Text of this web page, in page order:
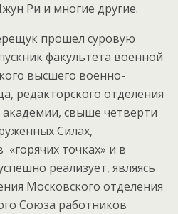
Ри и многие другие.
прошел суровую
факультета военной
высшего военно-
редакторского отделения
свыше четверти
Силах,
точках» и в
реализует, являясь
Московского отделения
Союза работников